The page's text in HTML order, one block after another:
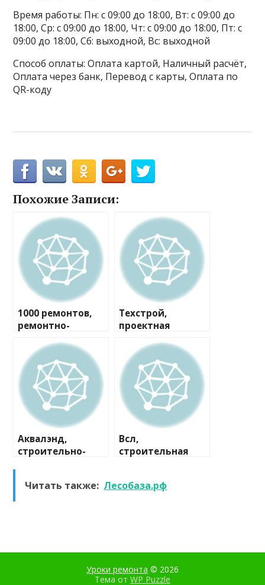
Время работы: Пн: с 09:00 до 18:00, Вт: с 09:00 до
18:00, Ср: с 09:00 до 18:00, Чт: с 09:00 до 18:00, Пт: с
09:00 до 18:00, Сб: выходной, Вс: выходной
Способ оплаты: Оплата картой, Наличный расчёт,
Оплата через банк, Перевод с карты, Оплата по
QR-коду
Похожие Записи:
1000 ремонтов,
ремонтно-
компания
Техстрой,
проектная
Аквалэнд,
строительно-
Всл,
строительная
Читать также: Лесобаза.рф
Уроки ремонта © 2026
Тема от WP Puzzle